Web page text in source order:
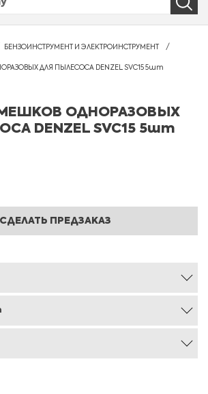
БЕНЗОИНСТРУМЕНТ И ЭЛЕКТРОИНСТРУМЕНТ
ДЛЯ ПЫЛЕСОСА DENZEL SVC15 5шт
ОДНОРАЗОВЫХ
DENZEL SVC15 5шт
СДЕЛАТЬ ПРЕДЗАКАЗ